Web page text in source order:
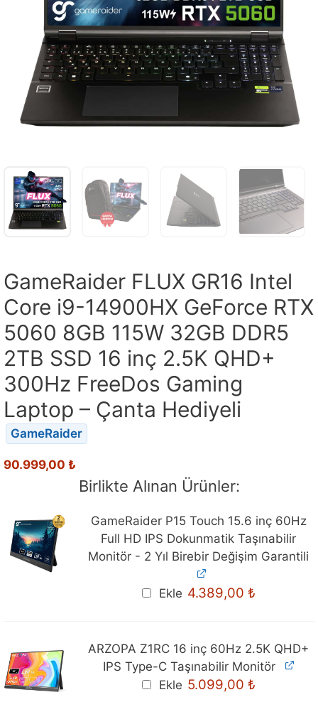
GameRaider FLUX GR16 Intel
Core i9-14900HX GeForce RTX
5060 8GB 115W 32GB DDR5
2TB SSD 16 inç 2.5K QHD+
300Hz FreeDos Gaming
Laptop – Çanta Hediyeli
GameRaider
90.999,00 ₺
Birlikte Alınan Ürünler:
GameRaider P15 Touch 15.6 inç 60Hz
Full HD IPS Dokunmatik Taşınabilir
Monitör - 2 Yıl Birebir Değişim Garantili
Ekle 4.389,00 ₺
ARZOPA Z1RC 16 inç 60Hz 2.5K QHD+
IPS Type-C Taşınabilir Monitör
Ekle Orijinal
fiyat:
5.099,00 ₺Mevcut